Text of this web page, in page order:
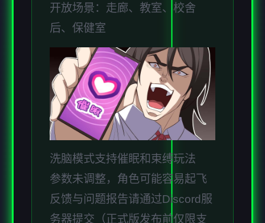
开放场景：走廊、教室、校舍
后、保健室
洗脑模式支持催眠和束缚玩法
参数未调整，角色可能容易起飞
反馈与问题报告请通过Discord服
务器提交（正式版发布前仅限支